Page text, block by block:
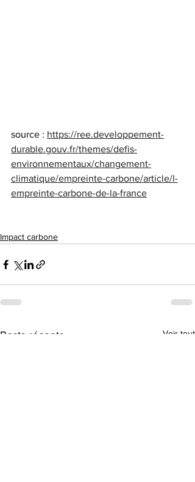
source : https://ree.developpement-
durable.gouv.fr/themes/defis-
environnementaux/changement-
climatique/empreinte-carbone/article/l-
empreinte-carbone-de-la-france
Impact carbone
Posts récents Voir tout